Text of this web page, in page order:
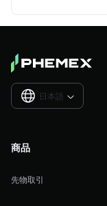
日本語 
商品
先物取引